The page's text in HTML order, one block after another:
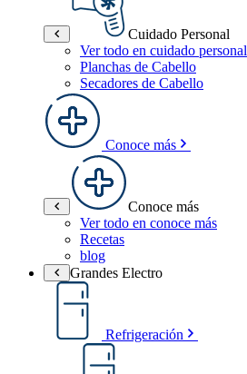
Cuidado Personal
Ver todo en cuidado personal
Planchas de Cabello
Secadores de Cabello
Conoce más
Conoce más
Ver todo en conoce más
Recetas
blog
Grandes Electro
Refrigeración